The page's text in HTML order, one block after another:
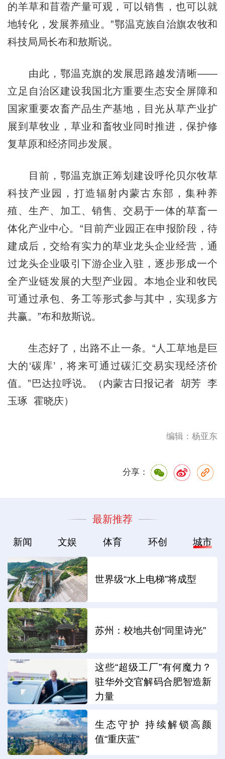
的羊草和苜蓿产量可观，可以销售，也可以就
地转化，发展养殖业。”鄂温克族自治旗农牧和
科技局局长布和敖斯说。
由此，鄂温克旗的发展思路越发清晰——
立足自治区建设我国北方重要生态安全屏障和
国家重要农畜产品生产基地，目光从草产业扩
展到草牧业，草业和畜牧业同时推进，保护修
复草原和经济同步发展。
目前，鄂温克旗正筹划建设呼伦贝尔牧草
科技产业园，打造辐射内蒙古东部，集种养
殖、生产、加工、销售、交易于一体的草畜一
体化产业中心。“目前产业园正在申报阶段，待
建成后，交给有实力的草业龙头企业经营，通
过龙头企业吸引下游企业入驻，逐步形成一个
全产业链发展的大型产业园。本地企业和牧民
可通过承包、务工等形式参与其中，实现多方
共赢。”布和敖斯说。
生态好了，出路不止一条。“人工草地是巨
大的‘碳库’，将来可通过碳汇交易实现经济价
值。”巴达拉呼说。（内蒙古日报记者 胡芳 李
玉琢 霍晓庆）
编辑：杨亚东
分享：
最新推荐
新闻 文娱 体育 环创 城市
世界级“水上电梯”将成型
苏州：校地共创“同里诗光”
这些“超级工厂”有何魔力？
驻华外交官解码合肥智造新
力量
生态守护 持续解锁高颜
值“重庆蓝”